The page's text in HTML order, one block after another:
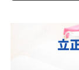
あなた
ーダー
は？
立